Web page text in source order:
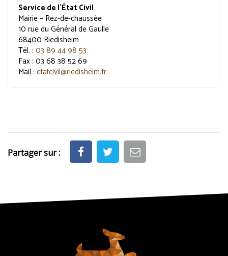
Service de l’État Civil
Mairie – Rez-de-chaussée
10 rue du Général de Gaulle
68400 Riedisheim
Tél. : 03 89 44 98 53
Fax : 03 68 38 52 69
Mail : etatcivil@riedisheim.fr
Partager sur :